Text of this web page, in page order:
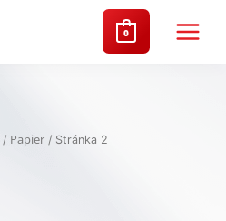
0
Main
/ Papier / Stránka 2